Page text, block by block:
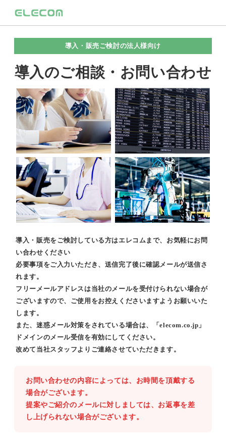
導入・販売ご検討の法人様向け
導入のご相談・お問い合わせ
導入・販売をご検討している方はエレコムまで、お気軽にお問
い合わせください
必要事項をご入力いただき、送信完了後に確認メールが送信さ
れます。
フリーメールアドレスは当社のメールを受付けられない場合が
ございますので、ご使用をお控えくださいますようお願いいた
します。
また、迷惑メール対策をされている場合は、「elecom.co.jp」
ドメインのメール受信を有効にしてください。
改めて当社スタッフよりご連絡させていただきます。
お問い合わせの内容によっては、お時間を頂戴する
場合がございます。
提案やご紹介のメールに対しましては、お返事を差
し上げられない場合がございます。